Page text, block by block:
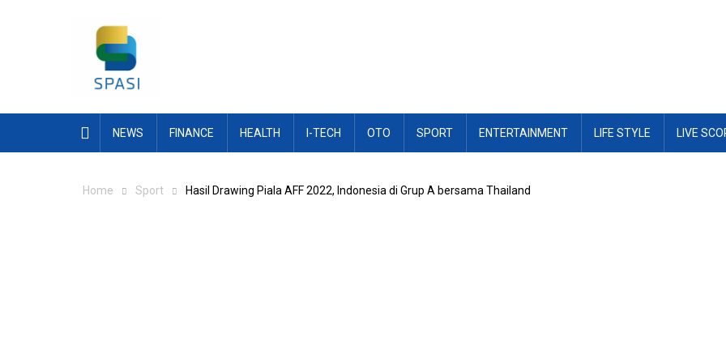
NEWS FINANCE HEALTH I-TECH OTO SPORT ENTERTAINMENT LIFE STYLE LIVE
Home Sport Hasil Drawing Piala AFF 2022, Indonesia di Grup A bersama Thailand